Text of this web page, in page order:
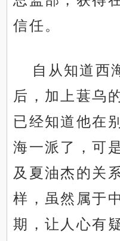
信任。
自从知道西
后，加上葚乌
已经知道他在
海一派了，可
及夏油杰的关
样，虽然属于
期，让人心有